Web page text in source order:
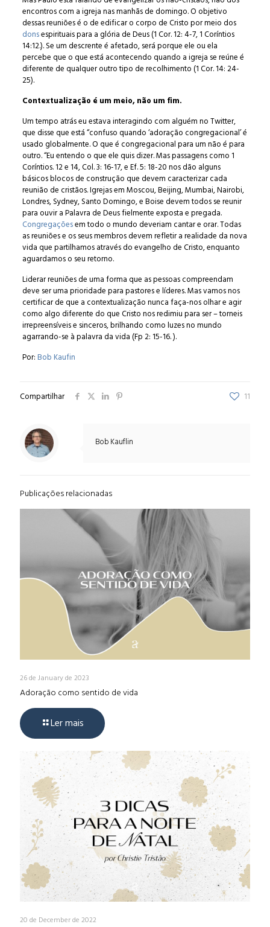
encontros com a igreja nas manhãs de domingo. O objetivo
dessas reuniões é o de edificar o corpo de Cristo por meio dos
donsespirituais para a glória de Deus (1 Cor. 12: 4-7, 1 Coríntios
14:12.). Se um descrente é afetado, será porque ele ou ela
percebe que o que está acontecendo quando a igreja se reúne é
diferente de qualquer outro tipo de recolhimento (1 Cor. 14: 24-
25).
Contextualização é um meio, não um fim.
Um tempo atrás eu estava interagindo com alguém no Twitter,
que disse que está “confuso quando ‘adoração congregacional’ é
usado globalmente. O que é congregacional para um não é para
outro. “Eu entendo o que ele quis dizer. Mas passagens como 1
Coríntios. 12 e 14, Col. 3: 16-17, e Ef. 5: 18-20 nos dão alguns
básicos blocos de construção que devem caracterizar cada
reunião de cristãos. Igrejas em Moscou, Beijing, Mumbai, Nairobi,
Londres, Sydney, Santo Domingo, e Boise devem todos se reunir
para ouvir a Palavra de Deus fielmente exposta e pregada.
Congregaçõesem todo o mundo deveriam cantar e orar. Todas
as reuniões e os seus membros devem refletir a realidade da nova
vida que partilhamos através do evangelho de Cristo, enquanto
aguardamos o seu retorno.
Liderar reuniões de uma forma que as pessoas compreendam
deve ser uma prioridade para pastores e líderes. Mas vamos nos
certificar de que a contextualização nunca faça-nos olhar e agir
como algo diferente do que Cristo nos redimiu para ser – torneis
irrepreensíveis e sinceros, brilhando como luzes no mundo
agarrando-se à palavra da vida (Fp 2: 15-16. ).
Por: Bob Kaufin
Compartilhar 11
Bob Kauflin
Publicações relacionadas
26 de January de 2023
Adoração como sentido de vida
Ler mais
20 de December de 2022